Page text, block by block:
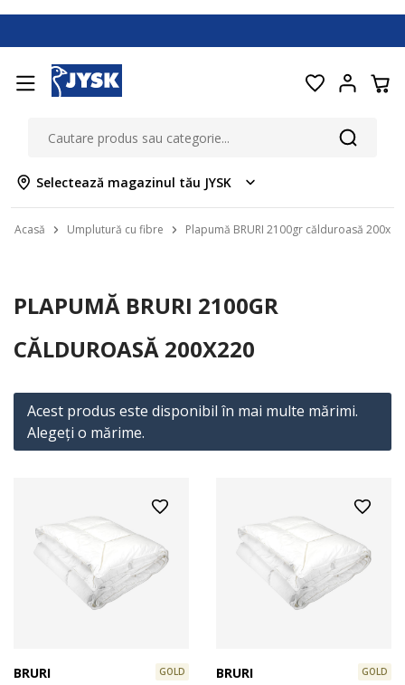
Selectează magazinul tău JYSK
Acasă Umplutură cu fibre Plapumă BRURI 2100gr călduroasă
PLAPUMĂ BRURI 2100GR
CĂLDUROASĂ 200X220
Acest produs este disponibil în mai multe mărimi.
Alegeţi o mărime.
BRURI GOLD BRURI GOLD